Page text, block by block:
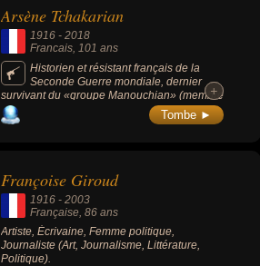
Arsène Tchakarian
1916 -2018
Francais, 101 ans
Historien et résistant français de la
Seconde Guerre mondiale, dernier
survivant du «groupe Manouchian» (membre
des FTP-MOI dirigé par Missak Manouchian)
qui avait résisté à l’occupant nazi.
+
+
Tombe ►
Françoise Giroud
1916 -2003
Française , 86 ans
Artiste, Écrivaine, Femme politique,
Journaliste (Art, Journalisme, Littérature,
Politique).